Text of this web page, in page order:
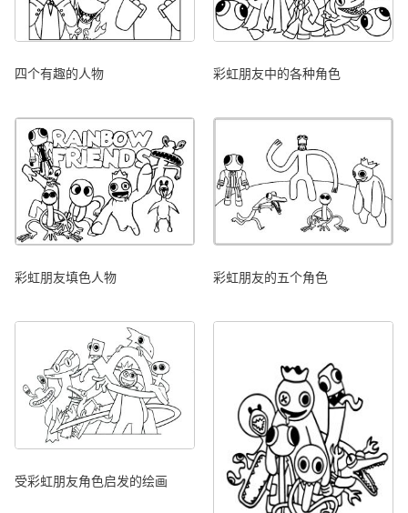
四个有趣的人物 彩虹朋友中的各种角色
彩虹朋友填色人物 彩虹朋友的五个角色
受彩虹朋友角色启发的绘画